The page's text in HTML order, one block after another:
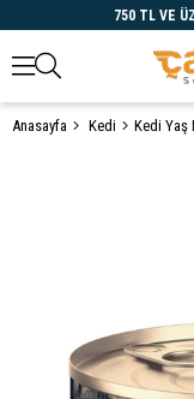
750 TL VE
Anasayfa Kedi Kedi Yaş